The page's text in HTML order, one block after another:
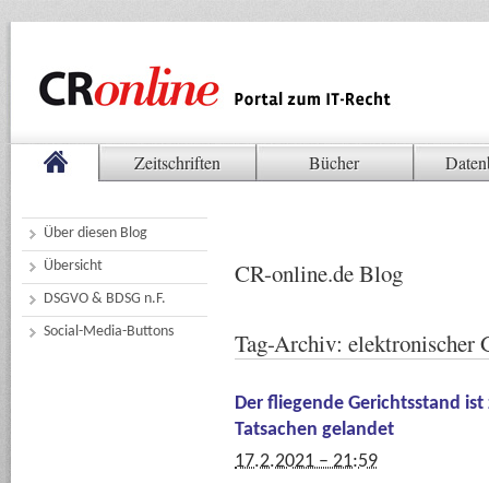
Zeitschriften Bücher
Über diesen Blog
Übersicht
DSGVO & BDSG n.F.
Social-Media-Buttons
CR-online.de Blog
Tag-Archiv: elektronischer
Der fliegende Gerichtsstand
Tatsachen gelandet
17.2.2021 – 21:59